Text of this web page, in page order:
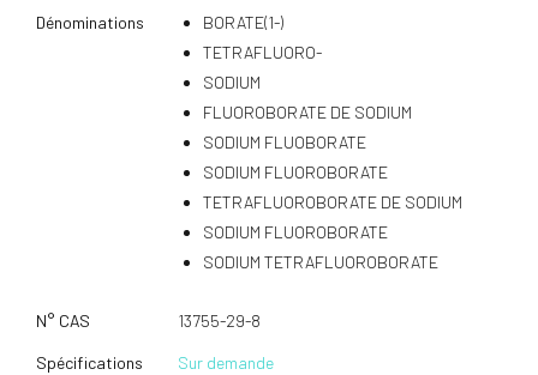
Dénominations
BORATE(1-)
TETRAFLUORO-
SODIUM
FLUOROBORATE DE SODIUM
SODIUM FLUOBORATE
SODIUM FLUOROBORATE
TETRAFLUOROBORATE DE SODIUM
SODIUM FLUOROBORATE
SODIUM TETRAFLUOROBORATE
N° CAS 13755-29-8
Spécifications Sur demande